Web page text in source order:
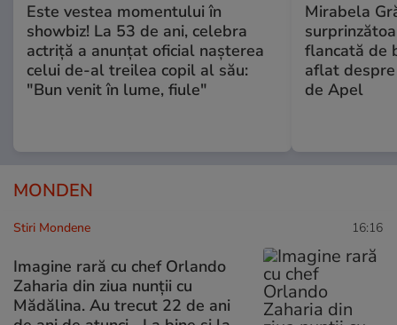
Este vestea momentului în
showbiz! La 53 de ani, celebra
actriță a anunțat oficial nașterea
celui de-al treilea copil al său:
"Bun venit în lume, fiule"
Mirabela
flancată de
aflat
de Apel
MONDEN
Stiri Mondene 16:16
Imagine rară cu chef Orlando
Zaharia din ziua nunții cu
Mădălina. Au trecut 22 de ani